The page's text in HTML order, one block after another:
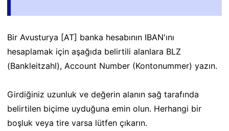
Bir Avusturya [AT] banka hesabının IBAN'ını
hesaplamak için aşağıda belirtili alanlara BLZ
(Bankleitzahl), Account Number (Kontonummer) yazın.
Girdiğiniz uzunluk ve değerin alanın sağ tarafında
belirtilen biçime uyduğuna emin olun. Herhangi bir
boşluk veya tire varsa lütfen çıkarın.